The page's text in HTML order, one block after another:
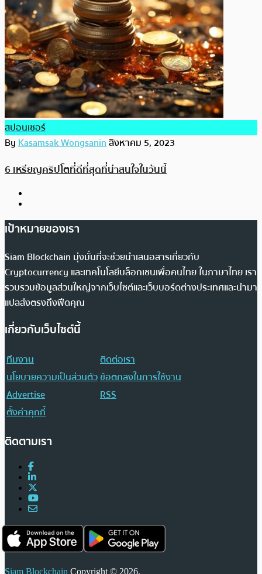
สปอนเซอร์
ByKasamsak Wongsaninสิงหาคม 5, 2023
6 เหรียญคริปโตที่ดีที่สุดที่น่าสนใจในวันนี้
เป้าหมายของเรา
Siam Blockchain มุ่งมั่นที่จะช่วยนำเสนอสารเกี่ยวกับ
Cryptocurrency และเทคโนโลยีบล็อกเชนเพื่อคนไทย ในภาษาไทย เรา
รวบรวมข้อมูลส่วนใหญ่จากเว็บไซต์และเว็บบอร์ดต่างประเทศและนำมา
แปลส่งตรงถึงฟีดคุณ
เกี่ยวกับเว็บไซต์นี้
ทีมงาน
ติดต่อเรา
นโยบายความเป็นส่วนตัวข้อตกลงในการใช้งาน
Advertise
RSS
ตั้งค่าคุกกี้
ติดตามเรา
Siam Blockchain Copyright © 2026.